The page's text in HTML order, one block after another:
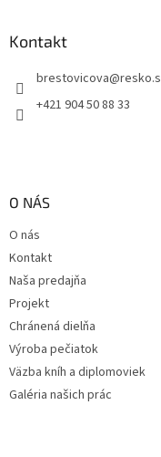
Kontakt
brestovicova@
+421 904 50 88 33
O NÁS
O nás
Kontakt
Naša predajňa
Projekt
Chránená dielňa
Výroba pečiatok
Väzba kníh a diplomoviek
Galéria našich prác